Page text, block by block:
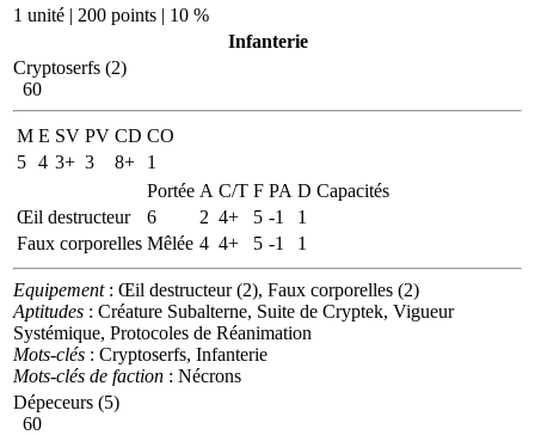
1 unité | 200 points | 10 %
Infanterie
Cryptoserfs (2)
60
M E SV PV CD CO
5 4 3+ 3 8+
1
Portée A C/T F PA D Capacités
Œil destructeur
6 2 4+ 5 -1
1
Faux corporelles Mêlée 4 4+ 5 -1 1
Equipement: Œil destructeur (2), Faux corporelles (2)
Aptitudes : Créature Subalterne, Suite de Cryptek, Vigueur
Systémique, Protocoles de Réanimation
Mots-clés : Cryptoserfs, Infanterie
Mots-clés de faction : Nécrons
Dépeceurs (5)
60